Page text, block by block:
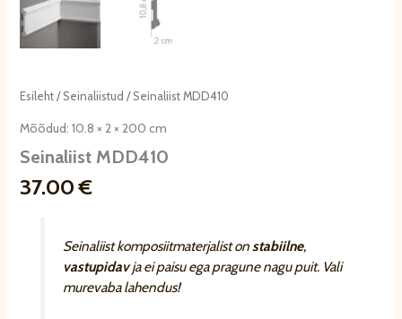
Esileht/ Seinaliistud / Seinaliist MDD410
Mõõdud: 10.8 × 2 × 200 cm
Seinaliist MDD410
37.00€
Seinaliist komposiitmaterjalist onstabiilne,
vastupidavja ei paisu ega pragune nagu puit. Vali
murevaba lahendus!